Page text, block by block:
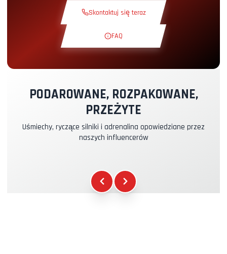
Okrążenie Rozpoznawcze
Ekskluzywny Tor
Ubezpieczenie Kasko & RC
Skontaktuj się teraz
FAQ
PODAROWANE, ROZPAKOWANE,
PRZEŻYTE
Uśmiechy, ryczące silniki i adrenalina opowiedziane przez
naszych influencerów